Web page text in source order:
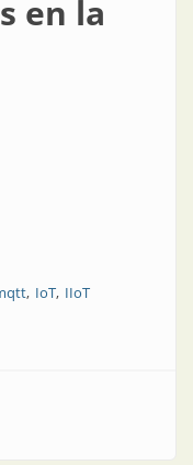
en la
IoT IIoT
nube